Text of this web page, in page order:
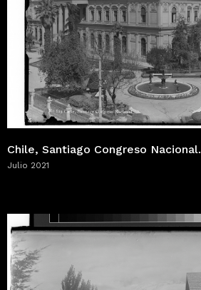
Chile, Santiago Congreso Nacional.
Julio 2021